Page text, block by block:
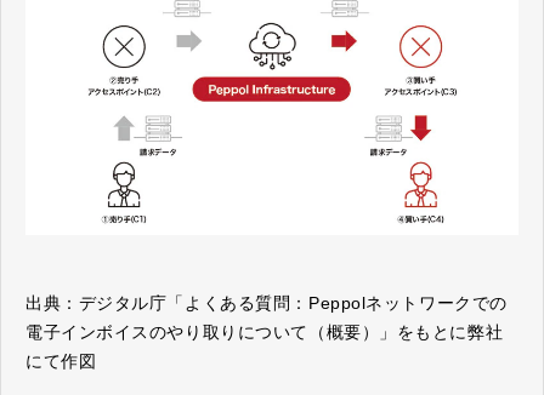
出典：デジタル庁「よくある質問：Peppolネットワークでの
電子インボイスのやり取りについて（概要）」をもとに弊社
にて作図